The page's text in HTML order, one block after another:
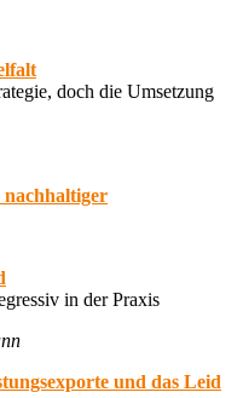
doch die Umsetzung
nachhaltiger
in der Praxis
und das Leid